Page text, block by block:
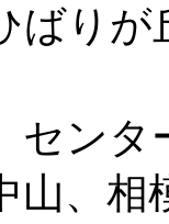
ばり
センタ
山、相